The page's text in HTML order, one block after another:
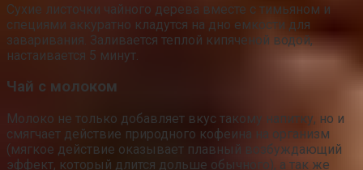
Сухие листочки чайного дерева вместе с тимьяном и
специями аккуратно кладутся на дно емкости для
заваривания. Заливается теплой кипяченой водой,
настаивается 5 минут.
Чай с молоком
Молоко не только добавляет вкус такому напитку, но и
смягчает действие природного кофеина на организм
(мягкое действие оказывает плавный возбуждающий
эффект, который длится дольше обычного), а так же